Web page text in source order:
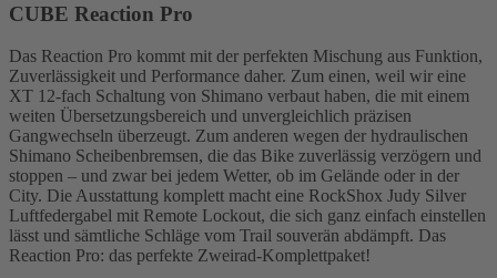
CUBE Reaction Pro
Das Reaction Pro kommt mit der perfekten Mischung aus Funktion,
Zuverlässigkeit und Performance daher. Zum einen, weil wir eine
XT 12-fach Schaltung von Shimano verbaut haben, die mit einem
weiten Übersetzungsbereich und unvergleichlich präzisen
Gangwechseln überzeugt. Zum anderen wegen der hydraulischen
Shimano Scheibenbremsen, die das Bike zuverlässig verzögern und
stoppen – und zwar bei jedem Wetter, ob im Gelände oder in der
City. Die Ausstattung komplett macht eine RockShox Judy Silver
Luftfedergabel mit Remote Lockout, die sich ganz einfach einstellen
lässt und sämtliche Schläge vom Trail souverän abdämpft. Das
Reaction Pro: das perfekte Zweirad-Komplettpaket!